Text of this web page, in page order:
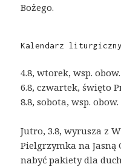
Bożego.
4.8, wtorek, wsp.
6.8, czwartek, święto
8.8, sobota, wsp.
Jutro, 3.8, wyrusza z
Pielgrzymka na Jasną
nabyć pakiety dla